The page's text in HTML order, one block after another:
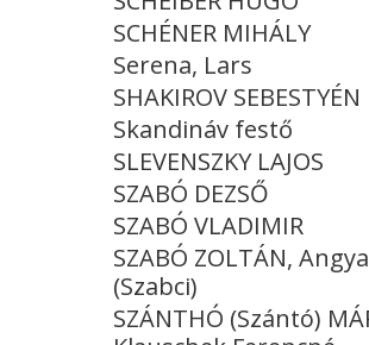
SCHÉNER MIHÁLY
Serena, Lars
SHAKIROV SEBESTYÉN
Skandináv festő
SLEVENSZKY LAJOS
SZABÓ DEZSŐ
SZABÓ VLADIMIR
SZABÓ ZOLTÁN,
(Szabci)
SZÁNTHÓ (Szántó)